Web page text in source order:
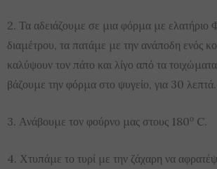
2. Τα αδειάζουμε σε μια φόρμα με ελατήριο
διαμέτρου, τα πατάμε με την ανάποδη ενός
καλύψουν τον πάτο και λίγο από τα
βάζουμε την φόρμα στο ψυγείο, για 30 λεπτά.
3. Ανάβουμε τον φούρνο μας στους 180ο C.
4. Χτυπάμε το τυρί με την ζάχαρη να